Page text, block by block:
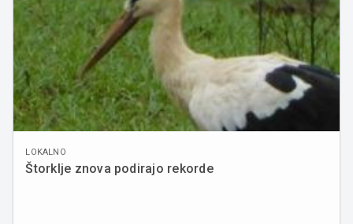
LOKALNO
Štorklje znova podirajo rekorde